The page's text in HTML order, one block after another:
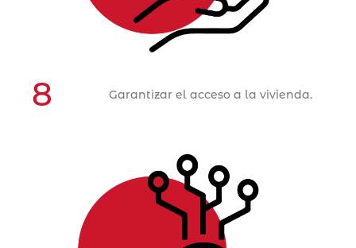
8 Garantizar el acceso a la vivienda.
Objetivo Estratégico 9